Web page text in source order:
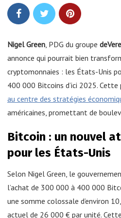
Nigel Green , PDG du groupe deVere
annonce qui pourrait bien
cryptomonnaies : les États-Unis
400 000 Bitcoins d’ici 2025.
au centre des stratégies
américaines, promettant de
Bitcoin : un nouvel
pour les États-Unis
Selon Nigel Green, le
l’achat de 300 000 à 400 000
une somme colossale d’environ
actuel de 26 000 € par unité.